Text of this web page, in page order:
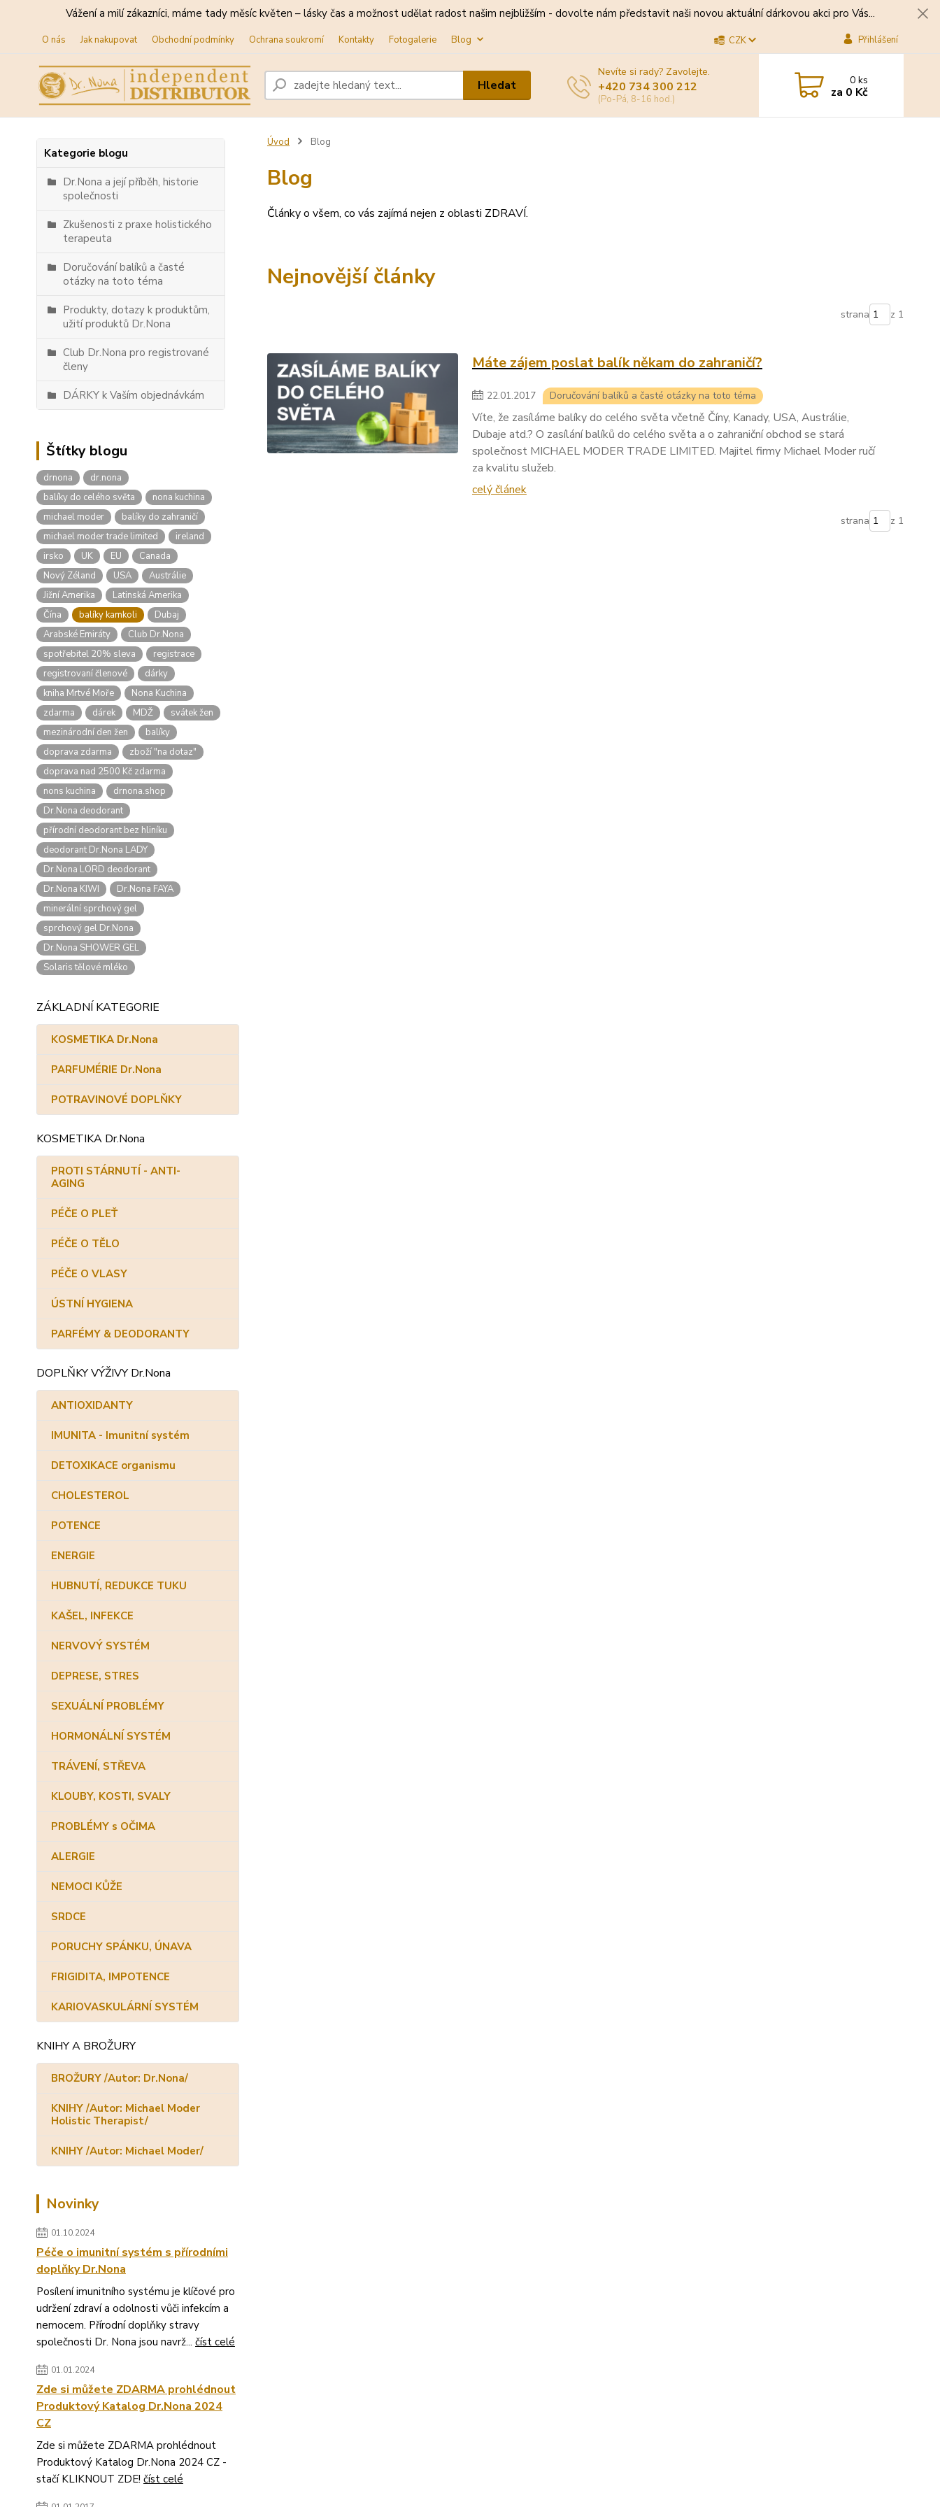
Vážení a milí zákazníci, máme tady měsíc květen – lásky čas a možnost udělat radost našim nejbližším - dovolte nám představit naši novou aktuální dárkovou akci pro Vás...
O nás Jak nakupovat Obchodní podmínky Ochrana soukromí Kontakty Fotogalerie Blog CZK Přihlášení
Hledat
Nevíte si rady? Zavolejte.
+420 734 300 212
(Po-Pá, 8-16 hod.)
0ks
za 0 Kč
Kategorie blogu
Dr.Nona a její příběh, historie
společnosti
Zkušenosti z praxe holistického
terapeuta
Doručování balíků a časté
otázky na toto téma
Produkty, dotazy k produktům,
užití produktů Dr.Nona
Club Dr.Nona pro registrované
členy
DÁRKY k Vaším objednávkám
Štítky blogu
drnona
dr.nona
balíky do celého světa
nona kuchina
michael moder
balíky do zahraničí
michael moder trade limited
ireland
irsko
UK EU
Canada
Nový Zéland
USA
Austrálie
Jižní Amerika
Latinská Amerika
Čína
balíky kamkoli
Dubaj
Arabské Emiráty
Club Dr.Nona
spotřebitel 20% sleva
registrace
registrovaní členové
dárky
kniha Mrtvé Moře
Nona Kuchina
zdarma
dárek MDŽ
svátek žen
mezinárodní den žen
balíky
doprava zdarma
zboží "na dotaz"
doprava nad 2500 Kč zdarma
nons kuchina
drnona.shop
Dr.Nona deodorant
přírodní deodorant bez hliníku
deodorant Dr.Nona LADY
Dr.Nona LORD deodorant
Dr.Nona KIWI
Dr.Nona FAYA
minerální sprchový gel
sprchový gel Dr.Nona
Dr.Nona SHOWER GEL
Solaris tělové mléko
ZÁKLADNÍ KATEGORIE
KOSMETIKA Dr.Nona
PARFUMÉRIE Dr.Nona
POTRAVINOVÉ DOPLŇKY
KOSMETIKA Dr.Nona
PROTI STÁRNUTÍ - ANTI-
AGING
PÉČE O PLEŤ
PÉČE O TĚLO
PÉČE O VLASY
ÚSTNÍ HYGIENA
PARFÉMY & DEODORANTY
DOPLŇKY VÝŽIVY Dr.Nona
ANTIOXIDANTY
IMUNITA - Imunitní systém
DETOXIKACE organismu
CHOLESTEROL
POTENCE
ENERGIE
HUBNUTÍ, REDUKCE TUKU
KAŠEL, INFEKCE
NERVOVÝ SYSTÉM
DEPRESE, STRES
SEXUÁLNÍ PROBLÉMY
HORMONÁLNÍ SYSTÉM
TRÁVENÍ, STŘEVA
KLOUBY, KOSTI, SVALY
PROBLÉMY s OČIMA
ALERGIE
NEMOCI KŮŽE
SRDCE
PORUCHY SPÁNKU, ÚNAVA
FRIGIDITA, IMPOTENCE
KARIOVASKULÁRNÍ SYSTÉM
KNIHY A BROŽURY
BROŽURY /Autor: Dr.Nona/
KNIHY /Autor: Michael Moder
Holistic Therapist/
KNIHY /Autor: Michael Moder/
Novinky
01.10.2024
Péče o imunitní systém s přírodními
doplňky Dr.Nona
Posílení imunitního systému je klíčové pro
udržení zdraví a odolnosti vůči infekcím a
nemocem. Přírodní doplňky stravy
společnosti Dr. Nona jsou navrž... číst celé
01.01.2024
Zde si můžete ZDARMA prohlédnout
Produktový Katalog Dr.Nona 2024
CZ
Zde si můžete ZDARMA prohlédnout
Produktový Katalog Dr.Nona 2024 CZ -
stačí KLIKNOUT ZDE! číst celé
Úvod Blog
Blog
Články o všem, co vás zajímá nejen z oblasti ZDRAVÍ.
Nejnovější články
strana z 1
Máte zájem poslat balík někam do zahraničí?
22.01.2017 Doručování balíků a časté otázky na toto téma
Víte, že zasíláme balíky do celého světa včetně Číny, Kanady, USA, Austrálie,
Dubaje atd.? O zasílání balíků do celého světa a o zahraniční obchod se stará
společnost MICHAEL MODER TRADE LIMITED. Majitel firmy Michael Moder ručí
za kvalitu služeb.
celý článek
strana z 1